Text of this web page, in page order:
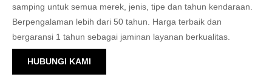
samping untuk semua merek, jenis, tipe dan tahun kendaraan.
Berpengalaman lebih dari 50 tahun. Harga terbaik dan
bergaransi 1 tahun sebagai jaminan layanan berkualitas.
HUBUNGI KAMI